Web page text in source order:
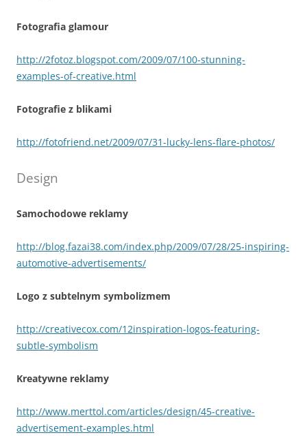
Fotografia glamour
http://2fotoz.blogspot.com/2009/07/100-stunning-
examples-of-creative.html
Fotografie z blikami
http://fotofriend.net/2009/07/31-lucky-lens-flare-photos/
Design
Samochodowe reklamy
http://blog.fazai38.com/index.php/2009/07/28/25-inspiring-
automotive-advertisements/
Logo z subtelnym symbolizmem
http://creativecox.com/12inspiration-logos-featuring-
subtle-symbolism
Kreatywne reklamy
http://www.merttol.com/articles/design/45-creative-
advertisement-examples.html